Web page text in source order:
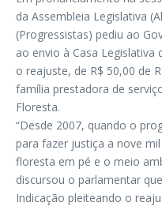
da Assembleia Legislativa
(Progressistas) pediu ao
ao envio à Casa
o reajuste, de R$ 50,00 de
família prestadora de
Floresta.
“Desde 2007, quando o
para fazer justiça a nove
floresta em pé e o meio
discursou o parlamentar
Indicação pleiteando o